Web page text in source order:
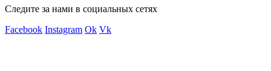
Следите за нами в социальных сетях
Facebook Instagram Ok Vk